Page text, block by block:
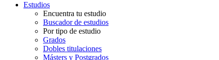
Estudios
Encuentra tu estudio
Buscador de estudios
Por tipo de estudio
Grados
Dobles titulaciones
Másters y Postgrados